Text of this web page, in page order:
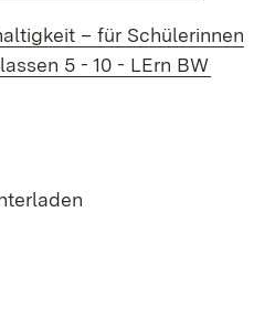
– für Schülerinnen
5 - 10 - LErn BW